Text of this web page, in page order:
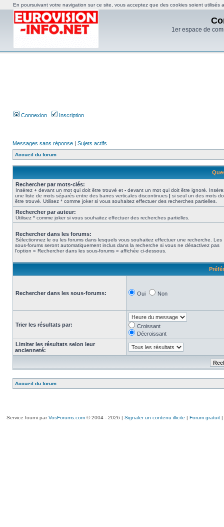
1er espace de
Connexion Inscription
Messages sans réponse | Sujets actifs
Accueil du forum
Rechercher par mots-clés:
Insérez + devant un mot qui doit être trouvé et - devant un mot qui doit être ignoré.
une liste de mots séparés entre des barres verticales discontinues | si seul un des mots
être trouvé. Utilisez * comme joker si vous souhaitez effectuer des recherches partielles.
Rechercher par auteur:
Utilisez * comme joker si vous souhaitez effectuer des recherches partielles.
Rechercher dans les forums:
Sélectionnez le ou les forums dans lesquels vous souhaitez effectuer une recherche. Les
sous-forums seront automatiquement inclus dans la recherche si vous ne désactivez pas
l’option « Rechercher dans les sous-forums » affichée ci-dessous.
Rechercher dans les sous-forums: Oui Non
Trier les résultats par:
Croissant
Décroissant
Limiter les résultats selon leur
ancienneté:
Accueil du forum
Service fourni parVosForums.com© 2004 - 2026 | Signaler un contenu illicite | Forum gratuit|
En poursuivant votre navigation sur ce site, vous acceptez que des cookies soient